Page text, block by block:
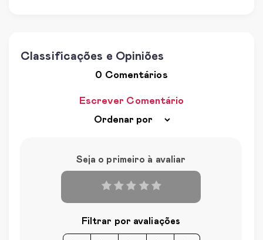
Classificações e Opiniões
0 Comentários
Escrever Comentário
Seja o primeiro à avaliar
Filtrar por avaliações